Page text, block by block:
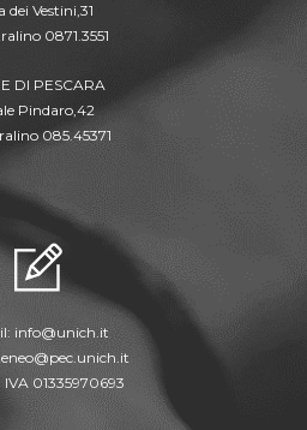
dei Vestini,31
0871.3551
DI PESCARA
Pindaro,42
085.45371
info@unich.it
01335970693